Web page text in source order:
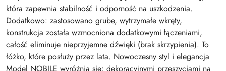
która zapewnia stabilność i odporność na uszkodzenia.
Dodatkowo: zastosowano grube, wytrzymałe wkręty,
konstrukcja została wzmocniona dodatkowymi łączeniami,
całość eliminuje nieprzyjemne dźwięki (brak skrzypienia). To
łóżko, które posłuży przez lata. Nowoczesny styl i elegancja
Model NOBILE wyróżnia się: dekoracyjnymi przeszyciami na